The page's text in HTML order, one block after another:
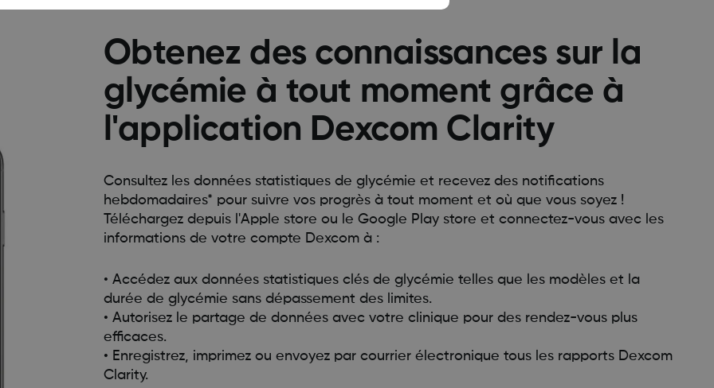
Obtenez des connaissances sur la
glycémie à tout moment grâce à
l'application Dexcom Clarity
Consultez les données statistiques de glycémie et recevez des notifications
hebdomadaires* pour suivre vos progrès à tout moment et où que vous soyez !
Téléchargez depuis l'Apple store ou le Google Play store et connectez-vous avec les
informations de votre compte Dexcom à :
• Accédez aux données statistiques clés de glycémie telles que les modèles et la
durée de glycémie sans dépassement des limites.
• Autorisez le partage de données avec votre clinique pour des rendez-vous plus
efficaces.
• Enregistrez, imprimez ou envoyez par courrier électronique tous les rapports Dexcom
Clarity.